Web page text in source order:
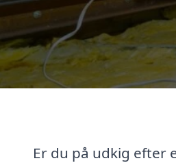
Er du på udkig efter